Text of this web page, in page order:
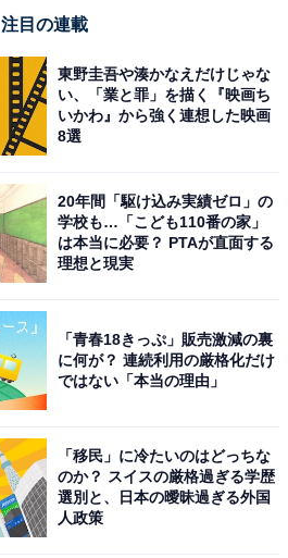
注目の連載
東野圭吾や湊かなえだけじゃな
い、「業と罪」を描く『映画ち
いかわ』から強く連想した映画
8選
20年間「駆け込み実績ゼロ」の
学校も…「こども110番の家」
は本当に必要？ PTAが直面する
理想と現実
「青春18きっぷ」販売激減の裏
に何が？ 連続利用の厳格化だけ
ではない「本当の理由」
「移民」に冷たいのはどっちな
のか？ スイスの厳格過ぎる学歴
選別と、日本の曖昧過ぎる外国
人政策